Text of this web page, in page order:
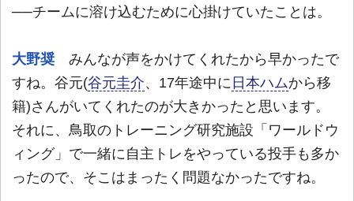
──チームに溶け込むために心掛けていたことは。
大野奨 みんなが声をかけてくれたから早かったで
すね。谷元(谷元圭介、17年途中に 日本ハムから移
籍)さんがいてくれたのが大きかったと思います。
それに、鳥取のトレーニング研究施設「ワールドウ
ィング」で一緒に自主トレをやっている投手も多か
ったので、そこはまったく問題なかったですね。